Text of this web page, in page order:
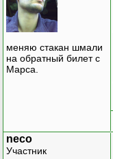
меняю стакан шмали
на обратный билет с
Марса.
neco
Участник